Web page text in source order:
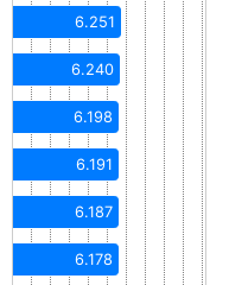
6.251
6.240
6.198
6.191
6.187
6.178